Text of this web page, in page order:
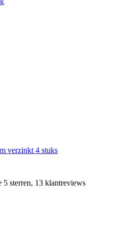
verzinkt 4 stuks
5 sterren, 13 klantreviews